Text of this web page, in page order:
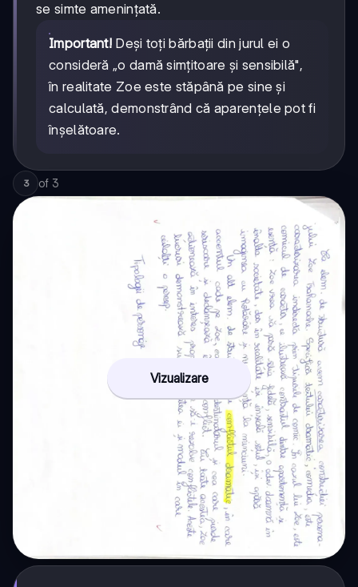
se simte amenințată.
Important! Deși toți bărbații din jurul ei o
consideră „o damă simțitoare și sensibilă",
în realitate Zoe este stăpână pe sine și
calculată, demonstrând că aparențele pot fi
înșelătoare.
3 of 3
Vizualizare